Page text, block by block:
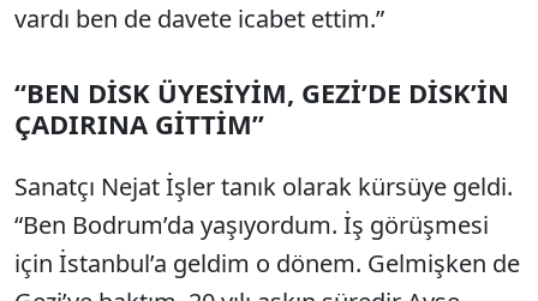
vardı ben de davete icabet ettim.”
“BEN DİSK ÜYESİYİM, GEZİ’DE DİSK’İN
ÇADIRINA GİTTİM”
Sanatçı Nejat İşler tanık olarak kürsüye geldi.
“Ben Bodrum’da yaşıyordum. İş görüşmesi
için İstanbul’a geldim o dönem. Gelmişken de